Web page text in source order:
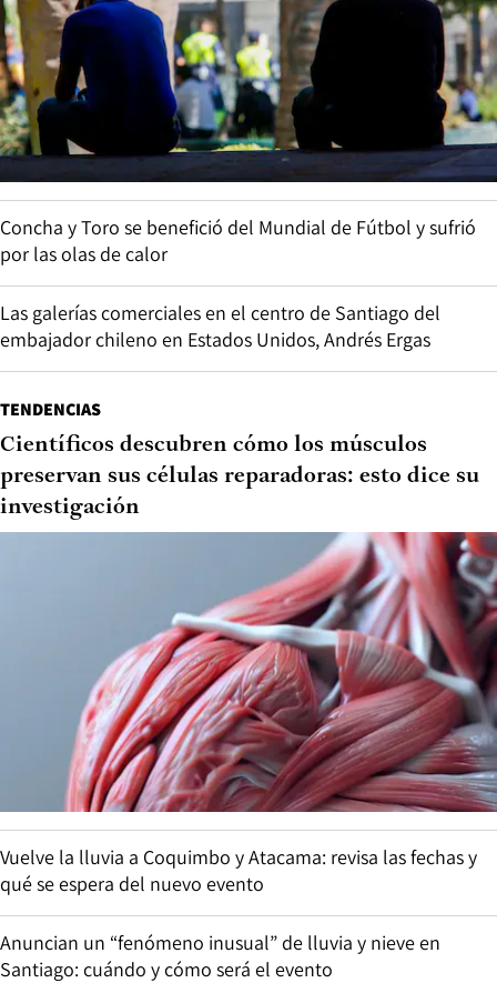
Concha y Toro se benefició del Mundial de Fútbol y sufrió
por las olas de calor
Las galerías comerciales en el centro de Santiago del
embajador chileno en Estados Unidos, Andrés Ergas
TENDENCIAS
Científicos descubren cómo los músculos
preservan sus células reparadoras: esto dice su
investigación
Vuelve la lluvia a Coquimbo y Atacama: revisa las fechas y
qué se espera del nuevo evento
Anuncian un “fenómeno inusual” de lluvia y nieve en
Santiago: cuándo y cómo será el evento